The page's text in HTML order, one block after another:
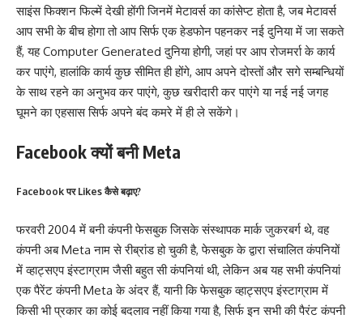
साइंस फिक्शन फिल्में देखी होंगी जिनमें मेटावर्स का कांसेप्ट होता है, जब मेटावर्स
आप सभी के बीच होगा तो आप सिर्फ एक हेडफोन पहनकर नई दुनिया में जा सकते
हैं, यह Computer Generated दुनिया होगी, जहां पर आप रोजमर्रा के कार्य
कर पाएंगे, हालांकि कार्य कुछ सीमित ही होंगे, आप अपने दोस्तों और सगे सम्बन्धियों
के साथ रहने का अनुभव कर पाएंगे, कुछ खरीदारी कर पाएंगे या नई नई जगह
घूमने का एहसास सिर्फ अपने बंद कमरे में ही ले सकेंगे।
Facebook क्यों बनी Meta
Facebook पर Likes कैसे बढ़ाए?
फरवरी 2004 में बनी कंपनी फेसबुक जिसके संस्थापक मार्क जुकरबर्ग थे, वह
कंपनी अब Meta नाम से रीब्रांड हो चुकी है, फेसबुक के द्वारा संचालित कंपनियों
में व्हाट्सएप इंस्टाग्राम जैसी बहुत सी कंपनियां थी, लेकिन अब यह सभी कंपनियां
एक पैरेंट कंपनी Meta के अंदर हैं, यानी कि फेसबुक व्हाट्सएप इंस्टाग्राम में
किसी भी प्रकार का कोई बदलाव नहीं किया गया है, सिर्फ इन सभी की पैरंट कंपनी